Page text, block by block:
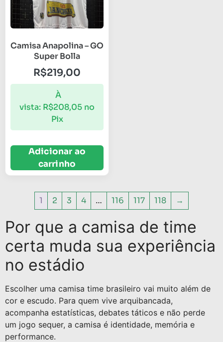
Camisa Anapolina – GO
Super Bolla
R$219,00
À
vista: R$208,05 no
Pix
Adicionar ao
carrinho
1 2 3 4 … 116 117 118 →
Por que a camisa de time
certa muda sua experiência
no estádio
Escolher uma camisa time brasileiro vai muito além de
cor e escudo. Para quem vive arquibancada,
acompanha estatísticas, debates táticos e não perde
um jogo sequer, a camisa é identidade, memória e
performance.